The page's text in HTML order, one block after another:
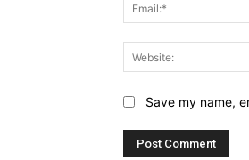
Save my name,